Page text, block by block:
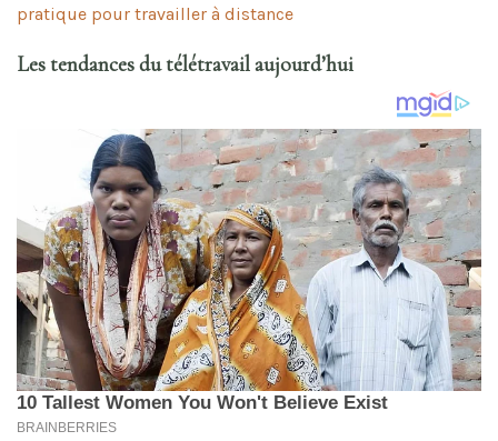
pratique pour travailler à distance
Les tendances du télétravail aujourd’hui